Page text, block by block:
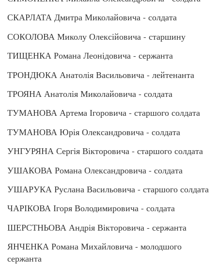
СКАРЛАТА Дмитра Миколайовича - солдата
СОКОЛОВА Миколу Олексійовича - старшину
ТИЩЕНКА Романа Леонідовича - сержанта
ТРОНДЮКА Анатолія Васильовича - лейтенанта
ТРОЯНА Анатолія Миколайовича - солдата
ТУМАНОВА Артема Ігоровича - старшого солдата
ТУМАНОВА Юрія Олександровича - солдата
УНГУРЯНА Сергія Вікторовича - старшого солдата
УШАКОВА Романа Олександровича - солдата
УШАРУКА Руслана Васильовича - старшого солдата
ЧАРІКОВА Ігоря Володимировича - солдата
ШЕРСТНЬОВА Андрія Вікторовича - сержанта
ЯНЧЕНКА Романа Михайловича - молодшого
сержанта